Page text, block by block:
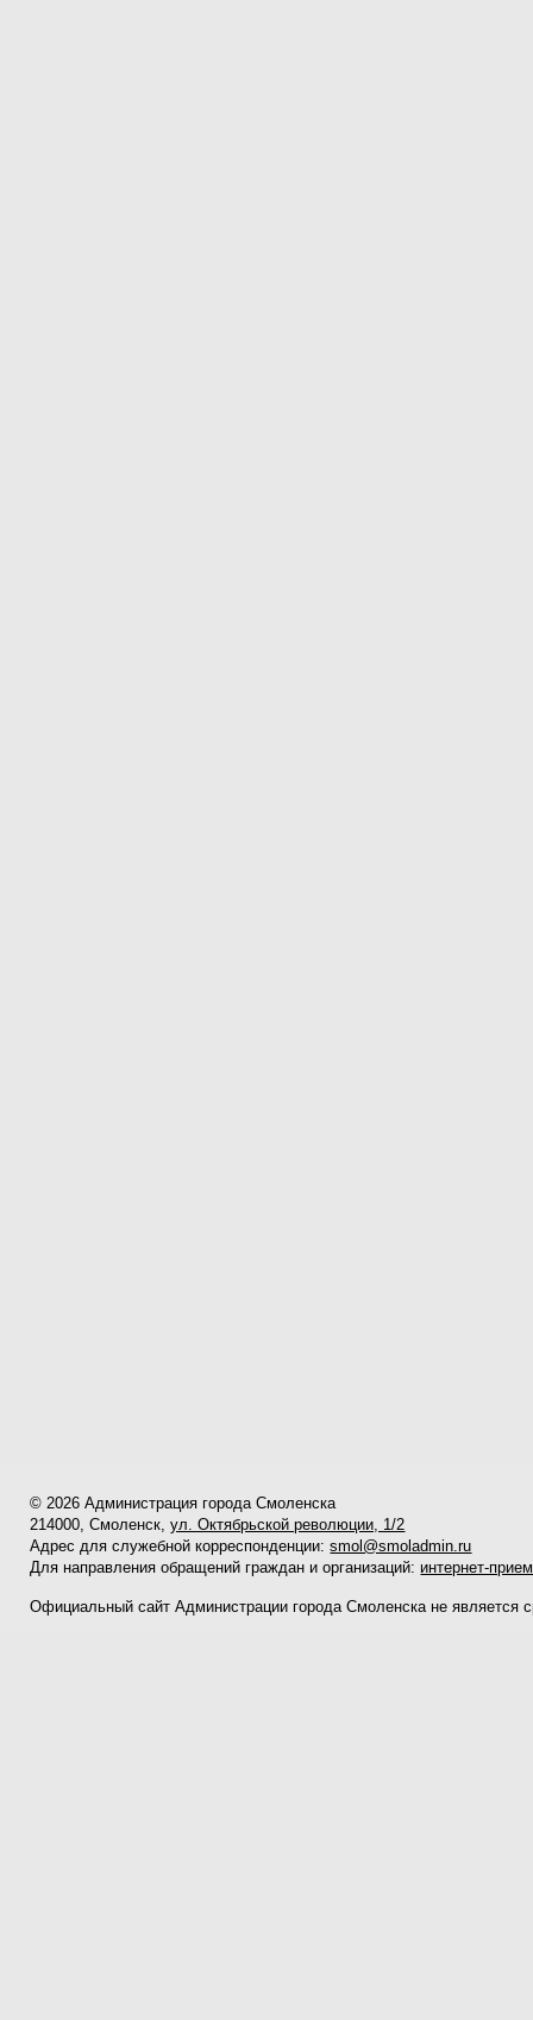
© 2026 Администрация города Смоленска
214000, Смоленск,ул. Октябрьской революции, 1/2
Адрес для служебной корреспонденции:smol@smoladmin.ru
Для направления обращений граждан и организаций: интернет-
Официальный сайт Администрации города Смоленска не является